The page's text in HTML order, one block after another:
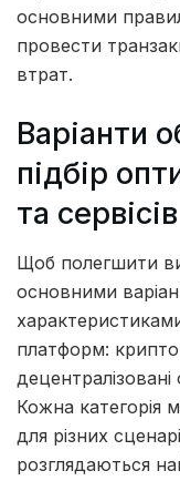
основними
провести
втрат.
Варіанти
підбір
та сервісів
Щоб полегшити
основними
платформ:
Кожна категорія
для різних
розглядаються